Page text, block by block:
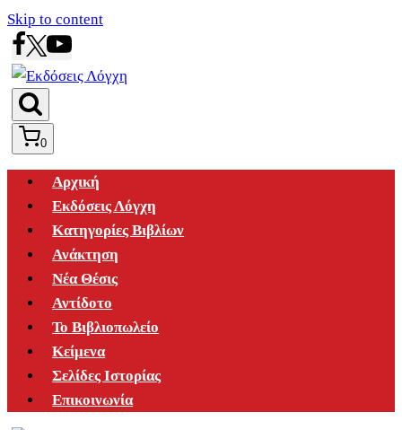
Skip to content
0
Αρχική
Εκδόσεις Λόγχη
Κατηγορίες Βιβλίων
Ανάκτηση
Νέα Θέσις
Αντίδοτο
Το Βιβλιοπωλείο
Κείμενα
Σελίδες Ιστορίας
Επικοινωνία